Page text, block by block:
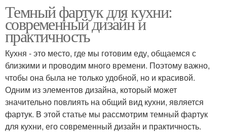
Темный фартук для кухни:
современный дизайн и
практичность
Кухня - это место, где мы готовим еду, общаемся с
близкими и проводим много времени. Поэтому важно,
чтобы она была не только удобной, но и красивой.
Одним из элементов дизайна, который может
значительно повлиять на общий вид кухни, является
фартук. В этой статье мы рассмотрим темный фартук
для кухни, его современный дизайн и практичность.